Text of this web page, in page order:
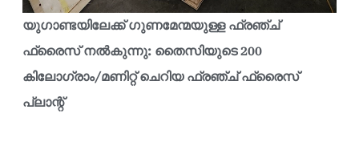
യുഗാണ്ടയിലേക്ക് ഗുണമേന്മയുള്ള ഫ്രഞ്ച്
ഫ്രൈസ് നൽകുന്നു: തൈസിയുടെ 200
കിലോഗ്രാം/മണിറ്റ് ചെറിയ ഫ്രഞ്ച് ഫ്രൈസ്
പ്ലാന്റ്